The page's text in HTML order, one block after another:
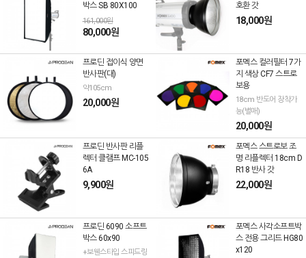
박스 SB 80X100
161,000원
80,000원
호환 갓
18,000원
프로딘 접이식 양면
반사판(대)
약105cm
20,000원
포멕스 컬러필터 7가
지 색상 CF7 스트로
보용
18cm 반도어 장착가
능(별매)
20,000원
프로딘 반사판 리플
렉터 클램프 MC-105
6A
9,900원
포멕스 스트로보 조
명 리플렉터 18cm D
R18 반사 갓
22,000원
프로딘 6090 소프트
박스 60x90
+보웬스타입 스피드링
포멕스 사각소프트박
스 전용 그리드 HG80
x120